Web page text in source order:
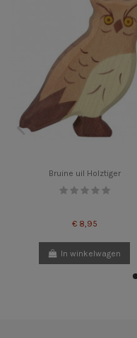
Bruine uil Holztiger
€ 8,95
In winkelwagen